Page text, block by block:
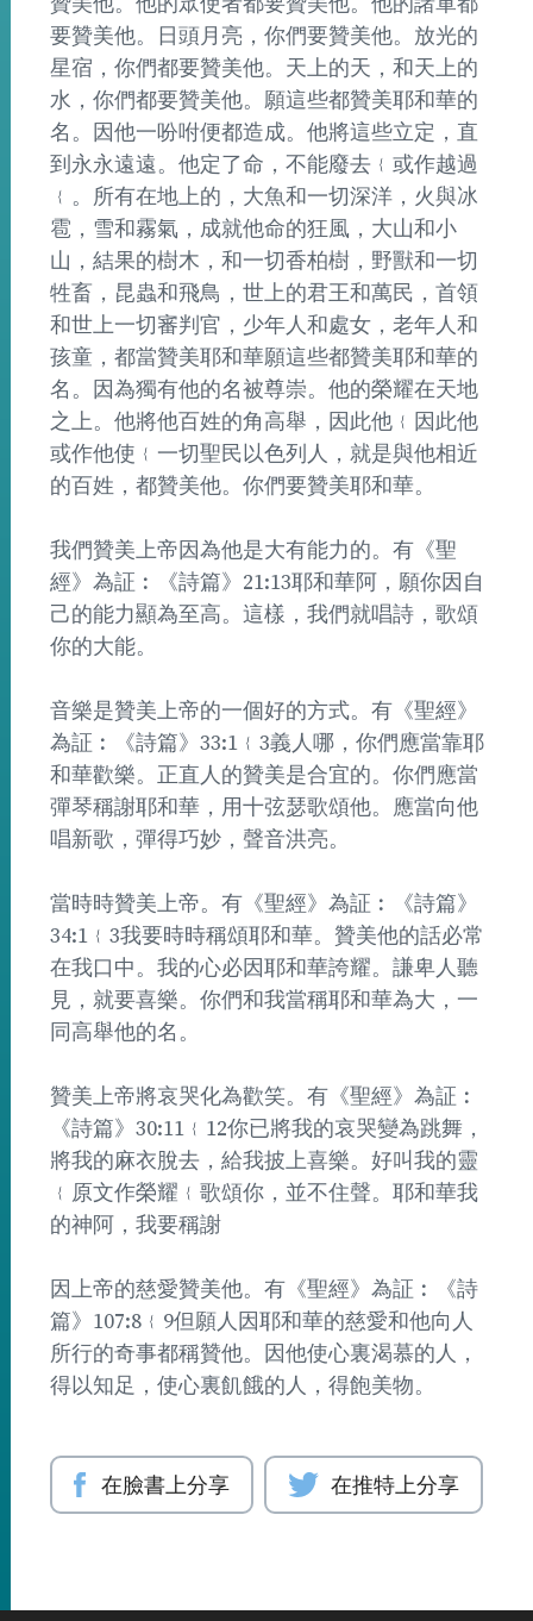
要贊美他。日頭月亮，你們要贊美他。放光的
星宿，你們都要贊美他。天上的天，和天上的
水，你們都要贊美他。願這些都贊美耶和華的
名。因他一吩咐便都造成。他將這些立定，直
到永永遠遠。他定了命，不能廢去﹛或作越過
﹛。所有在地上的，大魚和一切深洋，火與冰
雹，雪和霧氣，成就他命的狂風，大山和小
山，結果的樹木，和一切香柏樹，野獸和一切
牲畜，昆蟲和飛鳥，世上的君王和萬民，首領
和世上一切審判官，少年人和處女，老年人和
孩童，都當贊美耶和華願這些都贊美耶和華的
名。因為獨有他的名被尊崇。他的榮耀在天地
之上。他將他百姓的角高舉，因此他﹛因此他
或作他使﹛一切聖民以色列人，就是與他相近
的百姓，都贊美他。你們要贊美耶和華。
我們贊美上帝因為他是大有能力的。有《聖
經》為証︰《詩篇》21:13耶和華阿，願你因自
己的能力顯為至高。這樣，我們就唱詩，歌頌
你的大能。
音樂是贊美上帝的一個好的方式。有《聖經》
為証︰《詩篇》33:1﹛3義人哪，你們應當靠耶
和華歡樂。正直人的贊美是合宜的。你們應當
彈琴稱謝耶和華，用十弦瑟歌頌他。應當向他
唱新歌，彈得巧妙，聲音洪亮。
當時時贊美上帝。有《聖經》為証︰《詩篇》
34:1﹛3我要時時稱頌耶和華。贊美他的話必常
在我口中。我的心必因耶和華誇耀。謙卑人聽
見，就要喜樂。你們和我當稱耶和華為大，一
同高舉他的名。
贊美上帝將哀哭化為歡笑。有《聖經》為証︰
《詩篇》30:11﹛12你已將我的哀哭變為跳舞，
將我的麻衣脫去，給我披上喜樂。好叫我的靈
﹛原文作榮耀﹛歌頌你，並不住聲。耶和華我
的神阿，我要稱謝
因上帝的慈愛贊美他。有《聖經》為証︰《詩
篇》107:8﹛9但願人因耶和華的慈愛和他向人
所行的奇事都稱贊他。因他使心裏渴慕的人，
得以知足，使心裏飢餓的人，得飽美物。
在臉書上分享 在推特上分享